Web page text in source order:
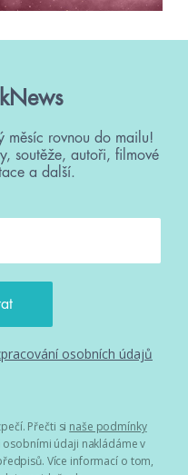
měsíc rovnou do mailu!
soutěže, autoři, filmové
a další.
osobních údajů
Přečti si naše podmínky
osobními údaji nakládáme v
Více informací o tom,